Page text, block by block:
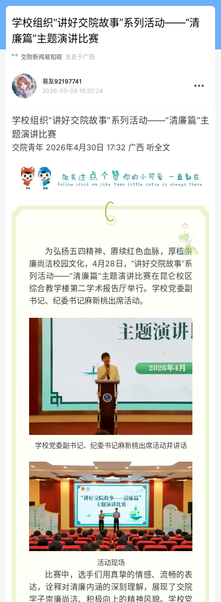
学校组织“讲好交院故事”系列活动——“清
廉篇”主题演讲比赛
交院新闻易知晓 发表于广西
易友92197741
2026-05-09 16:20:24
学校组织“讲好交院故事”系列活动——“清廉篇”主
题演讲比赛
交院青年 2026年4月30日 17:32 广西 听全文
为弘扬五四精神、赓续红色血脉，厚植崇
廉尚洁校园文化，4月28日，“讲好交院故事”系
列活动——“清廉篇”主题演讲比赛在昆仑校区
综合教学楼第二学术报告厅举行。学校党委副
书记、纪委书记麻新桃出席活动。
学校党委副书记、纪委书记麻新桃出席活动并讲话
活动现场
比赛中，选手们用真挚的情感、流畅的表
达，诠释对清廉内涵的深刻理解，展现了交院
学子崇廉尚洁、积极向上的精神风貌。学校党